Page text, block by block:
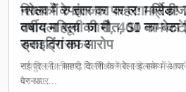
शिक्षकों के इंतजार पर लगा ब्रेक!
तबादला सूची जारी, 400 नाम
रुका ट्रांसफर
रायपुर। छत्तीसगढ़ के शिक्षकों के लंबे समय से
पर आ...